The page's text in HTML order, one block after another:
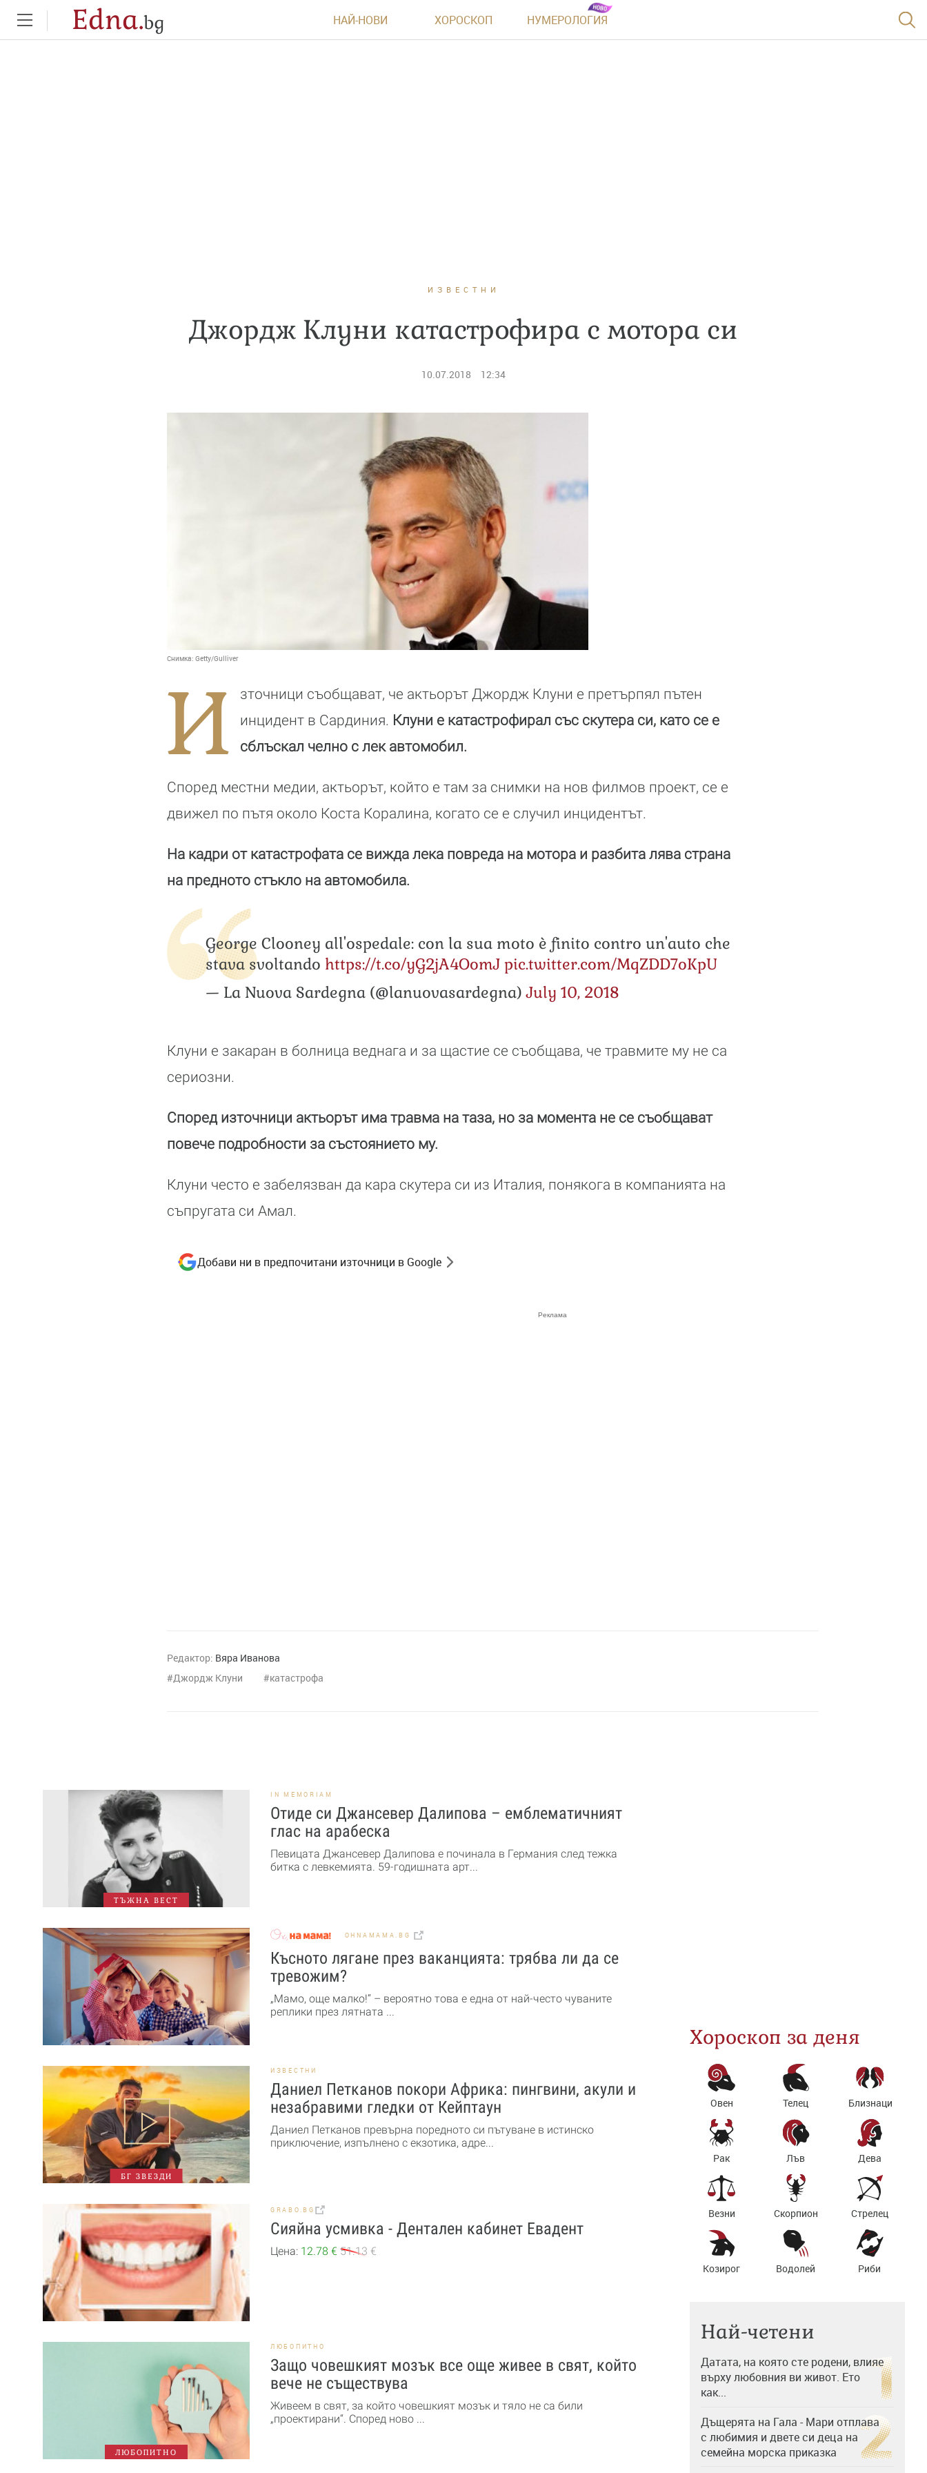
Edna.bg НАЙ-НОВИ ХОРОСКОП НУМЕРОЛОГИЯ
ИЗВЕСТНИ
Джордж Клуни катастрофира с мотора си
10.07.2018 12:34
Снимка: Getty/Gulliver
И
зточници съобщават, че актьорът Джордж Клуни е претърпял пътен
инцидент в Сардиния. Клуни е катастрофирал със скутера си, като се е
сблъскал челно с лек автомобил.
Според местни медии, актьорът, който е там за снимки на нов филмов проект, се е
движел по пътя около Коста Коралина, когато се е случил инцидентът.
На кадри от катастрофата се вижда лека повреда на мотора и разбита лява страна
на предното стъкло на автомобила.
George Clooney all'ospedale: con la sua moto è finito contro un'auto che
stava svoltando https://t.co/yG2jA4OomJ pic.twitter.com/MqZDD7oKpU
— La Nuova Sardegna (@lanuovasardegna)July 10, 2018
Клуни е закаран в болница веднага и за щастие се съобщава, че травмите му не са
сериозни.
Според източници актьорът има травма на таза, но за момента не се съобщават
повече подробности за състоянието му.
Клуни често е забелязван да кара скутера си из Италия, понякога в компанията на
съпругата си Амал.
Добави ни в предпочитани източници в Google
Редактор: Вяра Иванова
Джордж Клуни
катастрофа
ТЪЖНА ВЕСТ
IN MEMORIAM
Отиде си Джансевер Далипова – емблематичният
глас на арабеска
Певицата Джансевер Далипова е починала в Германия след тежка
битка с левкемията. 59-годишната арт...
OHNAMAMA.BG
Късното лягане през ваканцията: трябва ли да се
тревожим?
„Мамо, още малко!“ – вероятно това е една от най-често чуваните
реплики през лятната ...
БГ ЗВЕЗДИ
ИЗВЕСТНИ
Даниел Петканов покори Африка: пингвини, акули и
незабравими гледки от Кейптаун
Даниел Петканов превърна поредното си пътуване в истинско
приключение, изпълнено с екзотика, адре...
GRABO.BG
Сияйна усмивка - Дентален кабинет Евадент
Цена: 12.78 € 51.13 €
ЛЮБОПИТНО
ЛЮБОПИТНО
Защо човешкият мозък все още живее в свят, който
вече не съществува
Живеем в свят, за който човешкият мозък и тяло не са били
„проектирани“. Според ново ...
Хороскоп за деня
Овен Телец Близнаци
Рак Лъв Дева
Везни Скорпион Стрелец
Козирог Водолей Риби
Най-четени
Датата, на която сте родени, влияе
върху любовния ви живот. Ето
как...
Дъщерята на Гала - Мари отплава
с любимия и двете си деца на
семейна морска приказка